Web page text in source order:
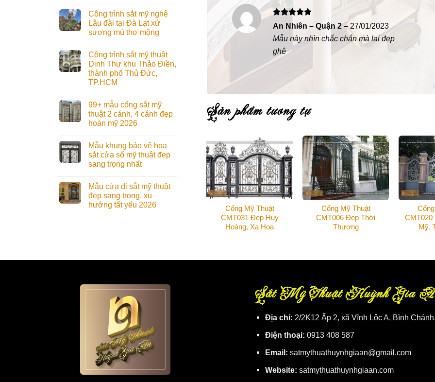
Công trình sắt mỹ nghệ
Lâu đài tại Đà Lạt xứ
sương mù thơ mộng
Công trình sắt mỹ thuật
Dinh Thự khu Thảo Điền,
thành phố Thủ Đức,
TP.HCM
99+ mẫu cổng sắt mỹ
thuật 2 cánh, 4 cánh đẹp
hoàn mỹ 2026
Mẫu khung bảo vệ hoa
sắt cửa sổ mỹ thuật đẹp
sang trọng nhất
Mẫu cửa đi sắt mỹ thuật
đẹp sang trọng, xu
hướng tất yếu 2026
Được xếp
hạng55
sao
An Nhiên – Quận 2– 27/01/2023
Mẫu này nhìn chắc chắn mà lại đẹp
ghê
sản phẩm tương tự
Cổng Mỹ Thuật
CMT031 Đẹp Huy
Hoàng, Xa Hoa
Cổng Mỹ Thuật
CMT006 Đẹp Thời
Thượng
CMT020
Mỹ,
Cổng Mỹ Thuật
Sắt Mỹ Thuật Huỳnh Gia
Địa chỉ: 2/2K12 Ấp 2, xã Vĩnh Lộc A, Bình
Điện thoại: 0913 408 587
Email: satmythuathuynhgiaan@gmail.com
Website: satmythuathuynhgiaan.com